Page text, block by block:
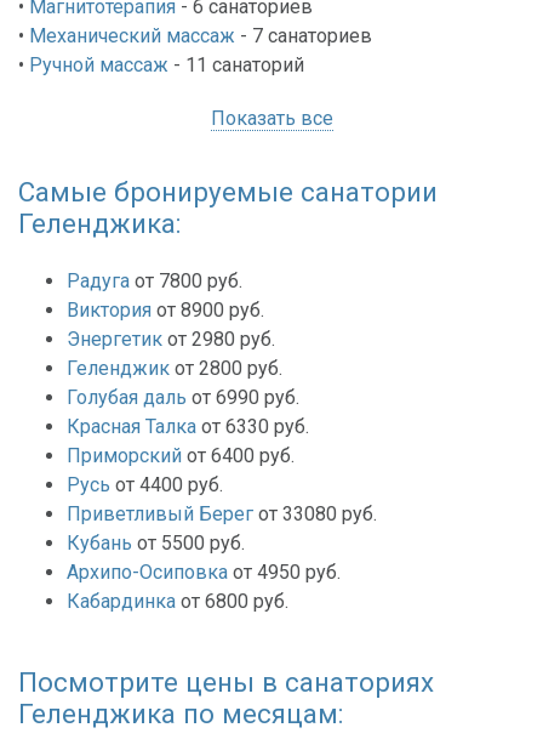
• Магнитотерапия - 6 санаториев
• Механический массаж - 7 санаториев
• Ручной массаж - 11 санаторий
Показать все
Самые бронируемые санатории
Геленджика:
Радуга от 7800 руб.
Виктория от 8900 руб.
Энергетик от 2980 руб.
Геленджик от 2800 руб.
Голубая даль от 6990 руб.
Красная Талка от 6330 руб.
Приморский от 6400 руб.
Русь от 4400 руб.
Приветливый Берег от 33080 руб.
Кубань от 5500 руб.
Архипо-Осиповка от 4950 руб.
Кабардинка от 6800 руб.
Посмотрите цены в санаториях
Геленджика по месяцам: